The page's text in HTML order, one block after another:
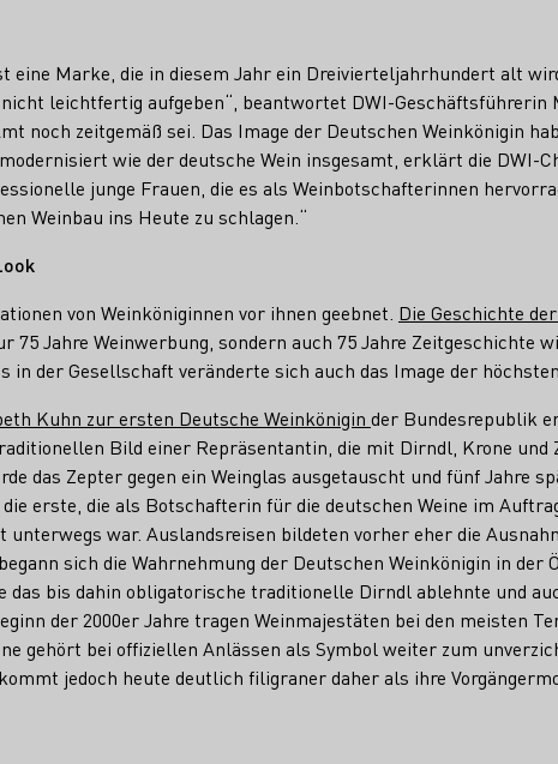
eine Marke, die in diesem Jahr ein Dreivierteljahrhundert alt
leichtfertig aufgeben“, beantwortet DWI-Geschäftsführerin
noch zeitgemäß sei. Das Image der Deutschen Weinkönigin
wie der deutsche Wein insgesamt, erklärt die DWI-
junge Frauen, die es als Weinbotschafterinnen
Weinbau ins Heute zu schlagen.“
von Weinköniginnen vor ihnen geebnet. Die Geschichte
75 Jahre Weinwerbung, sondern auch 75 Jahre Zeitgeschichte
in der Gesellschaft veränderte sich auch das Image der
Kuhn zur ersten Deutsche Weinkönigin der Bundesrepublik
Bild einer Repräsentantin, die mit Dirndl, Krone und
das Zepter gegen ein Weinglas ausgetauscht und fünf Jahre
die erste, die als Botschafterin für die deutschen Weine im
war. Auslandsreisen bildeten vorher eher die
sich die Wahrnehmung der Deutschen Weinkönigin in der
das bis dahin obligatorische traditionelle Dirndl ablehnte und
der 2000er Jahre tragen Weinmajestäten bei den meisten
gehört bei offiziellen Anlässen als Symbol weiter zum
jedoch heute deutlich filigraner daher als ihre